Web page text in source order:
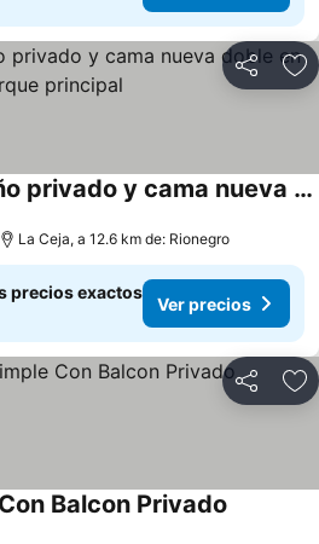
Compartir
Habitación con baño privado y cama nueva doble en parque principal
La Ceja, a 12.6 km de: Rionegro
precios exactos
Ver precios
Compartir
Balcon Privado